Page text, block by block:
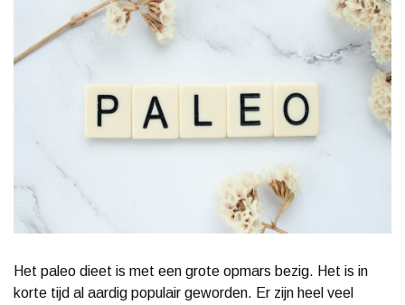
Het paleo dieet is met een grote opmars bezig. Het is in
korte tijd al aardig populair geworden. Er zijn heel veel